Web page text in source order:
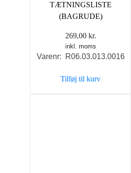
TÆTNINGSLISTE
(BAGRUDE)
269,00 kr.
inkl. moms
Varenr: R06.03.013.0016
Tilføj til kurv